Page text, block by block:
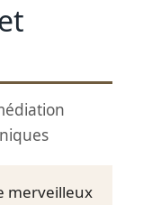
merveilleux